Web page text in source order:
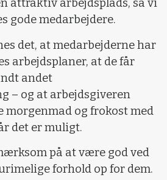
attraktiv arbejdsplads, så vi
gode medarbejdere.
det, at medarbejderne har
arbejdsplaner, at de får
andet
– og at arbejdsgiveren
morgenmad og frokost med
det er muligt.
på at være god ved
forhold op for dem.